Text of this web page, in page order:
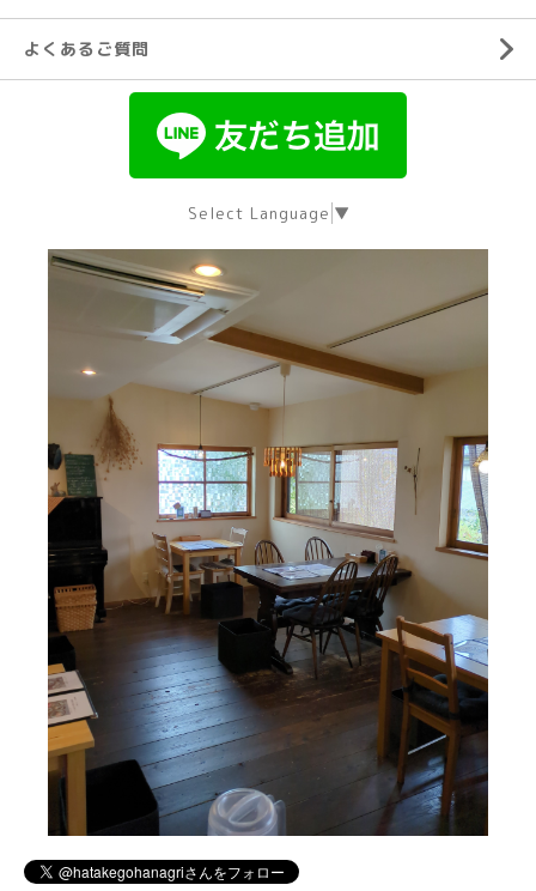
よくあるご質問
Select Language ▼